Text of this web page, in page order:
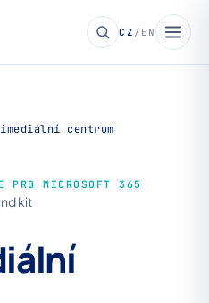
CZ / EN
centrum
PRO MICROSOFT 365
kit